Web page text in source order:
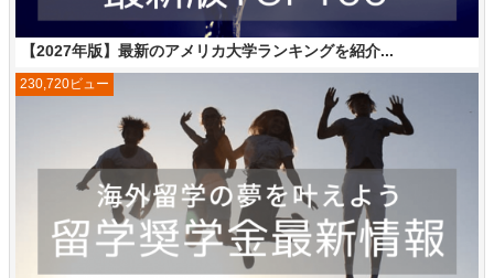
【2027年版】最新のアメリカ大学ランキングを紹介...
230,720ビュー